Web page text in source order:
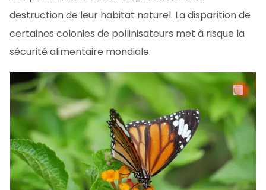
destruction de leur habitat naturel. La disparition de
certaines colonies de pollinisateurs met à risque la
sécurité alimentaire mondiale.